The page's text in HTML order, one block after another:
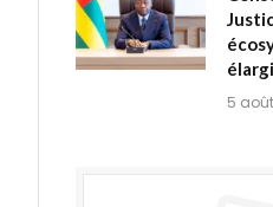
élargi
5